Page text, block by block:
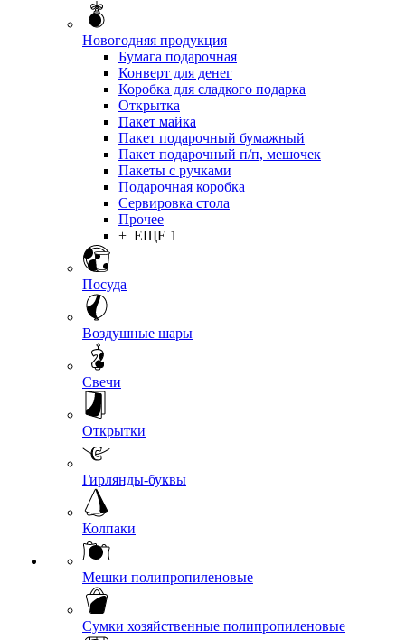
Новогодняя продукция
Бумага подарочная
Конверт для денег
Коробка для сладкого подарка
Открытка
Пакет майка
Пакет подарочный бумажный
Пакет подарочный п/п, мешочек
Пакеты с ручками
Подарочная коробка
Сервировка стола
Прочее
+ ЕЩЕ 1
Посуда
Воздушные шары
Свечи
Открытки
Гирлянды-буквы
Колпаки
Мешки полипропиленовые
Сумки хозяйственные полипропиленовые